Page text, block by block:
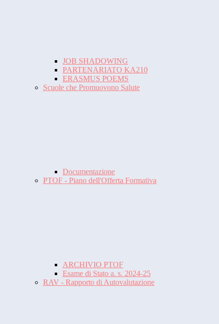
JOB SHADOWING
PARTENARIATO KA210
ERASMUS POEMS
Scuole che Promuovono Salute
Documentazione
PTOF - Piano dell'Offerta Formativa
ARCHIVIO PTOF
Esame di Stato a. s. 2024-25
RAV - Rapporto di Autovalutazione